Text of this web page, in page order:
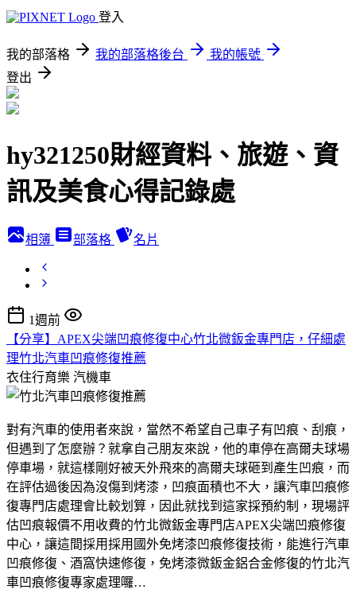
登入
我的部落格 我的部落格後台
我的帳號
登出
hy321250財經資料、旅遊、資
訊及美食心得記錄處
相簿 部落格 名片
1週前
【分享】APEX尖端凹痕修復中心竹北微鈑金專門店，仔細處
理竹北汽車凹痕修復推薦
衣住行育樂 汽機車
對有汽車的使用者來說，當然不希望自己車子有凹痕、刮痕，
但遇到了怎麼辦？就拿自己朋友來說，他的車停在高爾夫球場
停車場，就這樣剛好被天外飛來的高爾夫球砸到產生凹痕，而
在評估過後因為沒傷到烤漆，凹痕面積也不大，讓汽車凹痕修
復專門店處理會比較划算，因此就找到這家採預約制，現場評
估凹痕報價不用收費的竹北微鈑金專門店APEX尖端凹痕修復
中心，讓這間採用採用國外免烤漆凹痕修復技術，能進行汽車
凹痕修復、酒窩快速修復，免烤漆微鈑金鋁合金修復的竹北汽
車凹痕修復專家處理囉…